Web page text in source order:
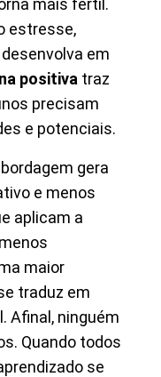
mais fértil.
estresse,
em
positiva traz
precisam
e potenciais.
gera
e menos
aplicam a
maior
traduz em
Afinal, ninguém
Quando todos
se